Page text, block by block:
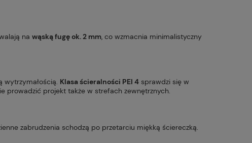
na wąską fugę ok. 2 mm , co wzmacnia minimalistyczny
wytrzymałością. Klasa ścieralności PEI 4 sprawdzi się w
prowadzić projekt także w strefach zewnętrznych.
zabrudzenia schodzą po przetarciu miękką ściereczką.